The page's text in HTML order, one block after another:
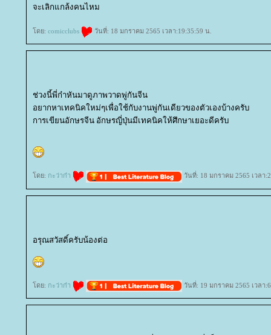
จะเลิกแกล้งคนไหม
ดย: comicclubs วันที่: 18 มกราคม 2565 เวลา:19:35:59 น.
ช่วงนี้พี่ก๋าหันมาดูภาพวาดพู่กันจีน
อยากหาเทคนิคใหม่ๆเพื่อใช้กับงานพู่กันเดียวของตัวเองบ้างครับ
การเขียนอักษรจีน อักษรญี่ปุ่นมีเทคนิคให้ศึกษาเยอะดีครับ
ดย: กะว่าก๋า วันที่: 18 มกราคม 2565 เวลา
อรุณสวัสดิ์ครับน้องต่อ
ดย: กะว่าก๋า วันที่: 19 มกราคม 2565 เวลา